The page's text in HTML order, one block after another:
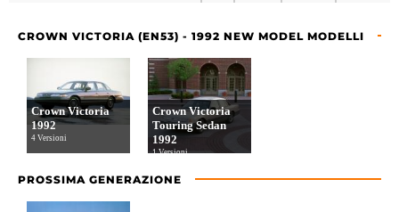
CROWN VICTORIA (EN53) - 1992 NEW MODEL MODELLI
Crown Victoria
1992
4 Versioni
Crown Victoria
Touring Sedan
1992
1 Versioni
PROSSIMA GENERAZIONE